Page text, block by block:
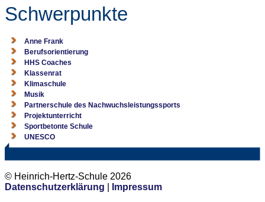
Schwerpunkte
Anne Frank
Berufsorientierung
HHS Coaches
Klassenrat
Klimaschule
Musik
Partnerschule des Nachwuchsleistungssports
Projektunterricht
Sportbetonte Schule
UNESCO
© Heinrich-Hertz-Schule 2026
Datenschutzerklärung
Impressum